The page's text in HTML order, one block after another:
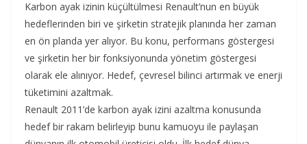
Karbon ayak izinin küçültülmesi Renault’nun en büyük
hedeflerinden biri ve şirketin stratejik planında her zaman
en ön planda yer alıyor. Bu konu, performans göstergesi
ve şirketin her bir fonksiyonunda yönetim göstergesi
olarak ele alınıyor. Hedef, çevresel bilinci artırmak ve enerji
tüketimini azaltmak.
Renault 2011’de karbon ayak izini azaltma konusunda
hedef bir rakam belirleyip bunu kamuoyu ile paylaşan